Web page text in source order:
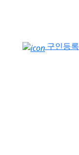
구인등록